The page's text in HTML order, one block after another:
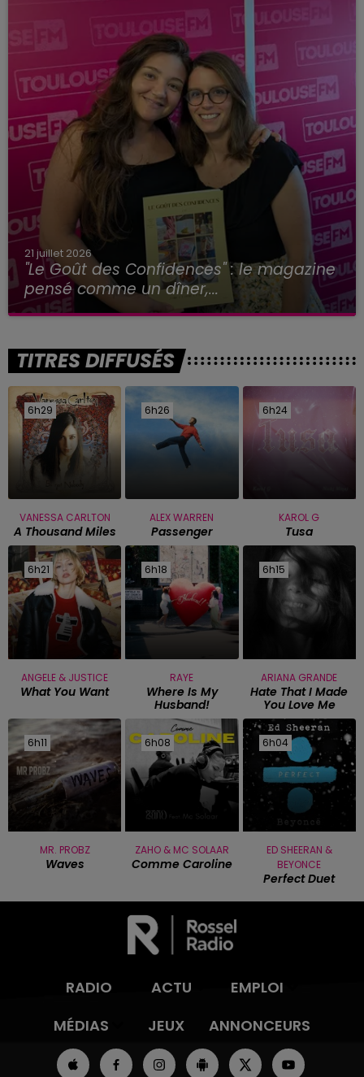
21 juillet 2026
"Le Goût des Confidences" : le magazine
pensé comme un dîner,...
TITRES DIFFUSÉS
6h29
6h29
VANESSA CARLTON
A Thousand Miles
6h26
6h26
ALEX WARREN
Passenger
6h24
6h24
KAROL G
Tusa
6h21
6h21
ANGELE & JUSTICE
What You Want
6h18
6h18
RAYE
Where Is My
Husband!
6h15
6h15
ARIANA GRANDE
Hate That I Made
You Love Me
6h11
6h11
MR. PROBZ
Waves
6h08
6h08
ZAHO & MC SOLAAR
Comme Caroline
6h04
6h04
ED SHEERAN &
BEYONCE
Perfect Duet
RADIO ACTU
EMPLOI
MÉDIAS
JEUX ANNONCEURS